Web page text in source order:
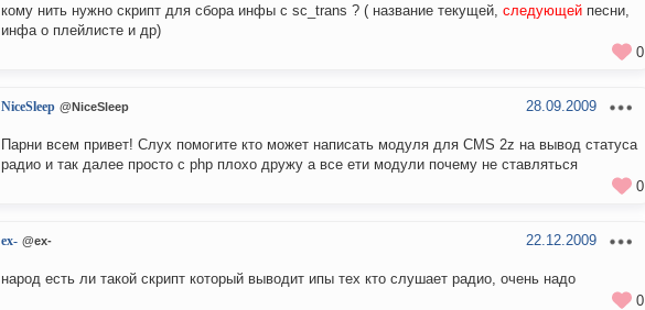
кому нить нужно скрипт для сбора инфы с sc_trans ? ( название текущей, следующей песни,
инфа о плейлисте и др)
0
NiceSleep @NiceSleep 28.09.2009
Парни всем привет! Слух помогите кто может написать модуля для CMS 2z на вывод статуса
радио и так далее просто с php плохо дружу а все ети модули почему не ставляться
0
ex- @ex- 22.12.2009
народ есть ли такой скрипт который выводит ипы тех кто слушает радио, очень надо
0